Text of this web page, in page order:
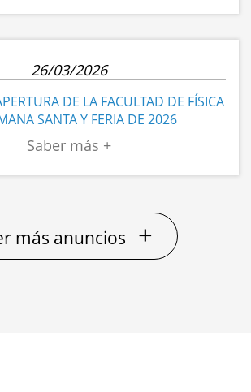
26/03/2026
DE LA FACULTAD DE FÍSICA
SANTA Y FERIA DE 2026
más anuncios +